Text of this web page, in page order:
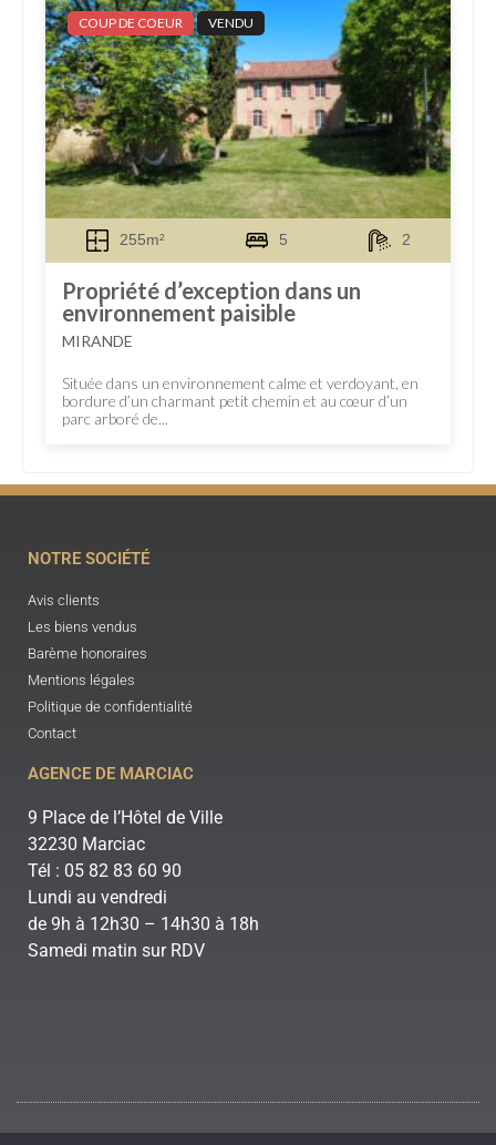
COUP DE COEUR VENDU
255m² 5 2
Propriété d’exception dans un
environnement paisible
MIRANDE
Située dans un environnement calme et verdoyant, en
bordure d’un charmant petit chemin et au cœur d’un
parc arboré de...
NOTRE SOCIÉTÉ
Avis clients
Les biens vendus
Barème honoraires
Mentions légales
Politique de confidentialité
Contact
AGENCE DE MARCIAC
9 Place de l’Hôtel de Ville
32230 Marciac
Tél : 05 82 83 60 90
Lundi au vendredi
de 9h à 12h30 – 14h30 à 18h
Samedi matin sur RDV